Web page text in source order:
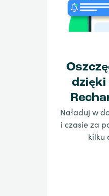
dzięki
Naładuj w
i czasie za
kilku